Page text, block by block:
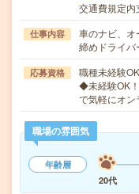
交通費規定内
仕事内容
車のナビ、
締めドライ
応募資格
職種未経験
◆未経験OK
で気軽にオ
職場の雰囲気
年齢層
20代